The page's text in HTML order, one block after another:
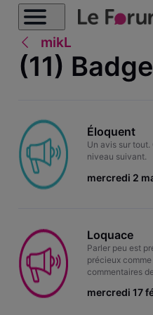
mikL
(11)
Éloquent
Un avis sur
niveau suivant.
mercredi 2
Loquace
Parler peu est
précieux
commentaires
mercredi 17